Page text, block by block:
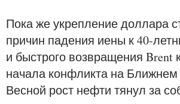
Пока же укрепление доллара
причин падения иены к 40-
и быстрого возвращения Brent
начала конфликта на Ближнем
Весной рост нефти тянул за